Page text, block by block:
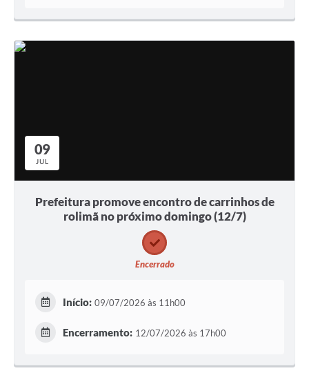
09
JUL
Prefeitura promove encontro de carrinhos de
rolimã no próximo domingo (12/7)
Encerrado
Início: 09/07/2026 às 11h00
Encerramento: 12/07/2026 às 17h00